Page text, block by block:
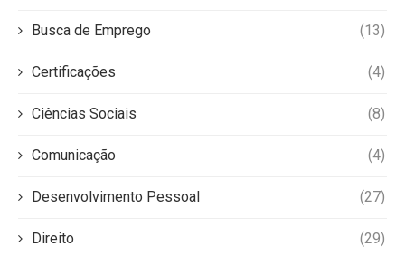
Busca de Emprego (13)
Certificações (4)
Ciências Sociais (8)
Comunicação (4)
Desenvolvimento Pessoal (27)
Direito (29)